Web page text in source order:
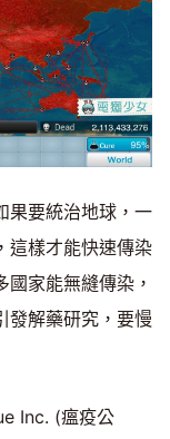
果要統治地球，一
這樣才能快速傳染
家能無縫傳染，
發解藥研究，要慢
Inc. (瘟疫公